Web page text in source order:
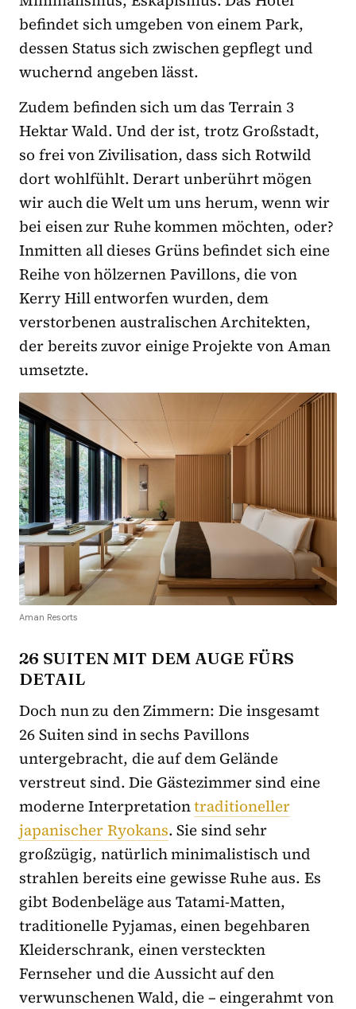
befindet sich umgeben von einem Park,
dessen Status sich zwischen gepflegt und
wuchernd angeben lässt.
Zudem befinden sich um das Terrain 3
Hektar Wald. Und der ist, trotz Großstadt,
so frei von Zivilisation, dass sich Rotwild
dort wohlfühlt. Derart unberührt mögen
wir auch die Welt um uns herum, wenn wir
bei eisen zur Ruhe kommen möchten, oder?
Inmitten all dieses Grüns befindet sich eine
Reihe von hölzernen Pavillons, die von
Kerry Hill entworfen wurden, dem
verstorbenen australischen Architekten,
der bereits zuvor einige Projekte von Aman
umsetzte.
Aman Resorts
26 SUITEN MIT DEM AUGE FÜRS
DETAIL
Doch nun zu den Zimmern: Die insgesamt
26 Suiten sind in sechs Pavillons
untergebracht, die auf dem Gelände
verstreut sind. Die Gästezimmer sind eine
moderne Interpretationtraditioneller
japanischer Ryokans. Sie sind sehr
großzügig, natürlich minimalistisch und
strahlen bereits eine gewisse Ruhe aus. Es
gibt Bodenbeläge aus Tatami-Matten,
traditionelle Pyjamas, einen begehbaren
Kleiderschrank, einen versteckten
Fernseher und die Aussicht auf den
verwunschenen Wald, die – eingerahmt von